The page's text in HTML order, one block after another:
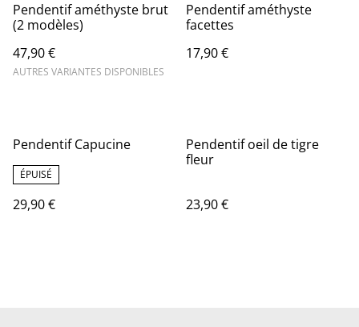
Pendentif améthyste brut
(2 modèles)
47,90 €
AUTRES VARIANTES DISPONIBLES
Pendentif améthyste
facettes
17,90 €
Pendentif Capucine
ÉPUISÉ
29,90 €
Pendentif oeil de tigre
fleur
23,90 €